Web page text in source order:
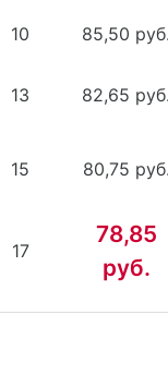
10 85,50
13 82,65
15 80,75
17
78,85
руб.